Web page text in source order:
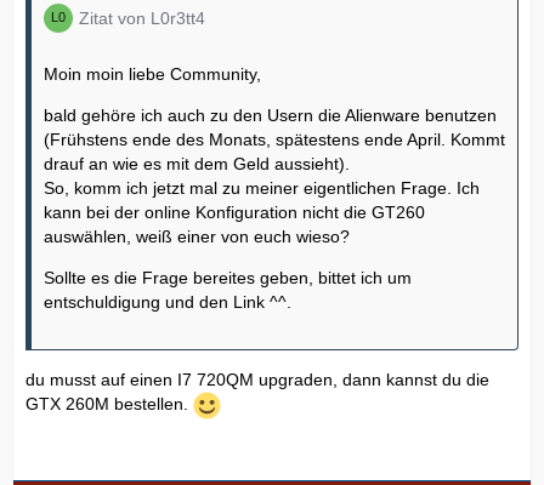
Zitat von L0r3tt4
Moin moin liebe Community,
bald gehöre ich auch zu den Usern die Alienware benutzen
(Frühstens ende des Monats, spätestens ende April. Kommt
drauf an wie es mit dem Geld aussieht).
So, komm ich jetzt mal zu meiner eigentlichen Frage. Ich
kann bei der online Konfiguration nicht die GT260
auswählen, weiß einer von euch wieso?
Sollte es die Frage bereites geben, bittet ich um
entschuldigung und den Link ^^.
du musst auf einen I7 720QM upgraden, dann kannst du die
GTX 260M bestellen.